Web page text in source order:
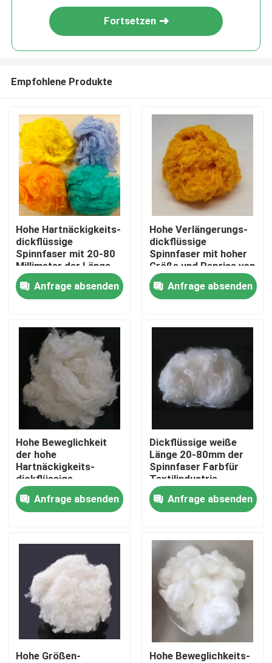
Produkte
Über uns
Fabrik Tour
Qualitätskontrolle
Kontakt
Referenzen
Dickflüssige Spinnfaser
Recycelte Polyester-Stapelfaser
Polypropylen-Stapelfaser
Fortsetzen
Empfohlene Produkte
Hohe Hartnäckigkeits-
dickflüssige
Spinnfaser mit 20-80
Millimeter der Länge
Anfrage absenden
Hohe Verlängerungs-
dickflüssige
Spinnfaser mit hoher
Größe und Reprise von
10-12%
Anfrage absenden
Hohe Beweglichkeit
der hohe
Hartnäckigkeits-
dickflüssige
Spinnfaser-20-80mm
Anfrage absenden
Dickflüssige weiße
Länge 20-80mm der
Spinnfaser Farbfür
Textilindustrie
Anfrage absenden
Hohe Größen-
Hohe Beweglichkeits-